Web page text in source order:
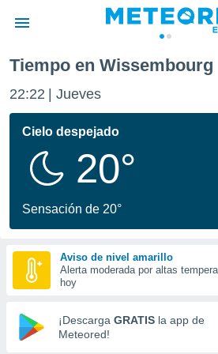
de
ha
calidad.
a este
las
y
forma
digital
basada
Tiempo en Wissembourg
22:22 Jueves
Cielo despejado
20°
Sensación de 20°
Aviso de nivel amarillo
Alerta moderada por altas
hoy
¡Descarga GRATIS la app de
Meteored!